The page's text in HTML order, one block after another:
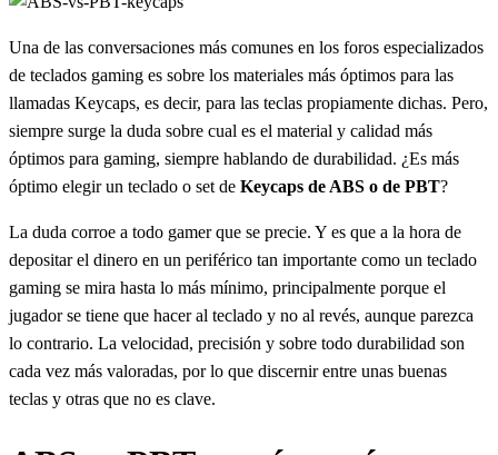
Una de las conversaciones más comunes en los foros especializados
de teclados gaming es sobre los materiales más óptimos para las
llamadas Keycaps, es decir, para las teclas propiamente dichas. Pero,
siempre surge la duda sobre cual es el material y calidad más
óptimos para gaming, siempre hablando de durabilidad. ¿Es más
óptimo elegir un teclado o set de Keycaps de ABS o de PBT?
La duda corroe a todo gamer que se precie. Y es que a la hora de
depositar el dinero en un periférico tan importante como un teclado
gaming se mira hasta lo más mínimo, principalmente porque el
jugador se tiene que hacer al teclado y no al revés, aunque parezca
lo contrario. La velocidad, precisión y sobre todo durabilidad son
cada vez más valoradas, por lo que discernir entre unas buenas
teclas y otras que no es clave.